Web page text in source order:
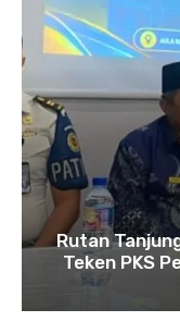
Rutan
Teken PKS